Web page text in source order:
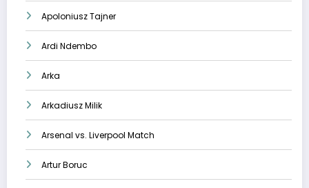
Apoloniusz Tajner
Ardi Ndembo
Arka
Arkadiusz Milik
Arsenal vs. Liverpool Match
Artur Boruc